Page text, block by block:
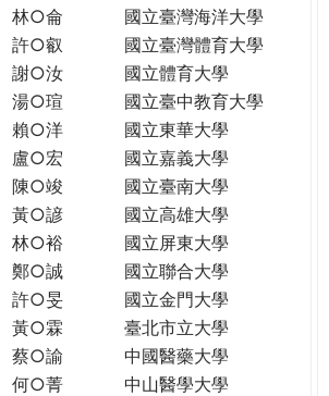
林○侖
國立臺灣海洋大學
許○叡
國立臺灣體育大學
謝○汝
國立體育大學
湯○瑄
國立臺中教育大學
賴○洋
國立東華大學
盧○宏
國立嘉義大學
陳○竣
國立臺南大學
黃○諺
國立高雄大學
林○裕
國立屏東大學
鄭○誠
國立聯合大學
許○旻
國立金門大學
黃○霖
臺北市立大學
蔡○諭
中國醫藥大學
何○菁
中山醫學大學